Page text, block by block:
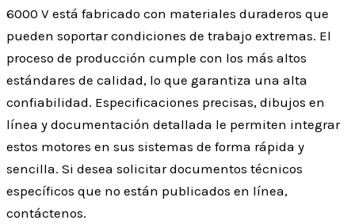
6000 V está fabricado con materiales duraderos que
pueden soportar condiciones de trabajo extremas. El
proceso de producción cumple con los más altos
estándares de calidad, lo que garantiza una alta
confiabilidad. Especificaciones precisas, dibujos en
línea y documentación detallada le permiten integrar
estos motores en sus sistemas de forma rápida y
sencilla. Si desea solicitar documentos técnicos
específicos que no están publicados en línea,
contáctenos.